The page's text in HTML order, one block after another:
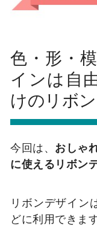
色・形・
インは自
けのリボ
今回は、 おしゃ
に使えるリボン
リボンデザイン
どに利用できます